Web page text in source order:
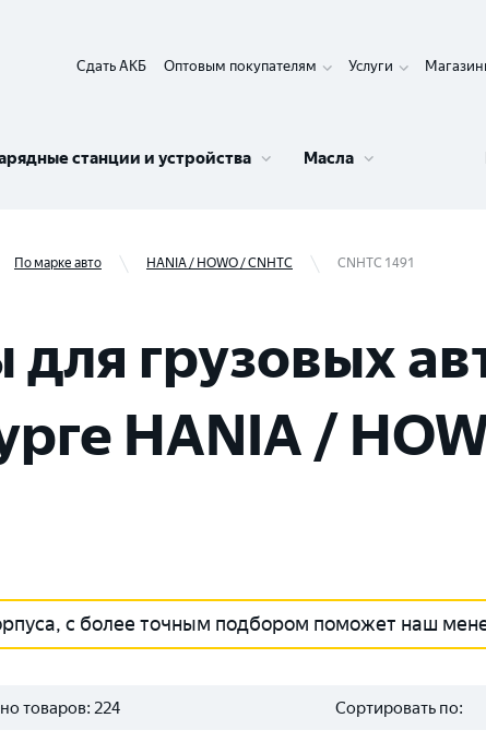
Сдать АКБ Оптовым покупателям Услуги
станции и устройства Масла
По марке авто HANIA / HOWO / CNHTC CNHTC 1491
грузовых
HANIA /
с более точным подбором поможет наш
товаров: 224 Сортировать по: